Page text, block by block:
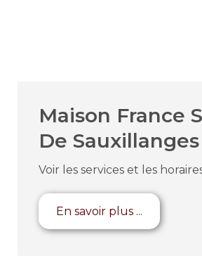
Maison France
De Sauxillanges
Voir les services et les
En savoir plus ...